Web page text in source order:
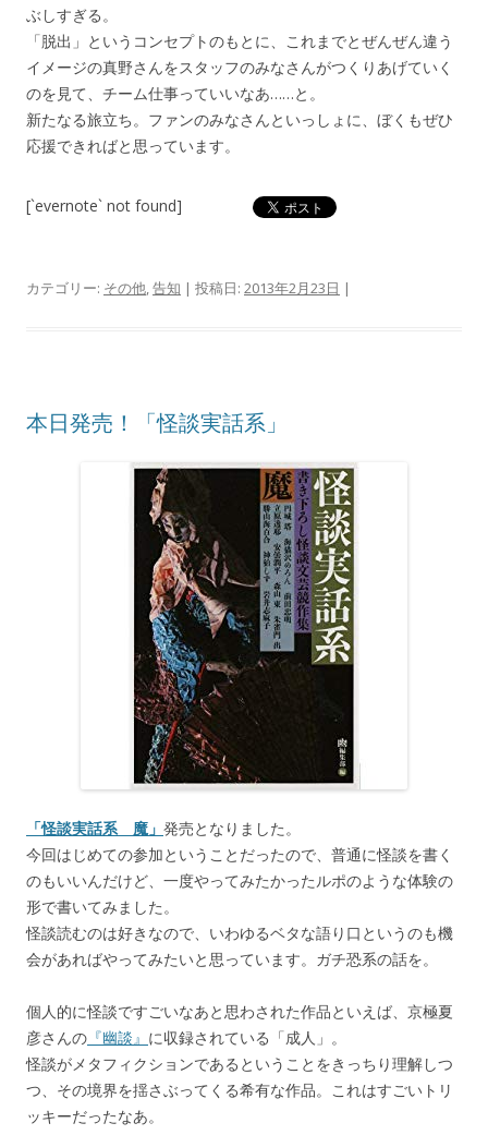
ぶしすぎる。
「脱出」というコンセプトのもとに、これまでとぜんぜん違う
イメージの真野さんをスタッフのみなさんがつくりあげていく
のを見て、チーム仕事っていいなあ……と。
新たなる旅立ち。ファンのみなさんといっしょに、ぼくもぜひ
応援できればと思っています。
[`evernote` not found]
カテゴリー: その他,告知 | 投稿日: 2013年2月23日 |
本日発売！「怪談実話系」
「怪談実話系 魔」 発売となりました。
今回はじめての参加ということだったので、普通に怪談を書く
のもいいんだけど、一度やってみたかったルポのような体験の
形で書いてみました。
怪談読むのは好きなので、いわゆるベタな語り口というのも機
会があればやってみたいと思っています。ガチ恐系の話を。
個人的に怪談ですごいなあと思わされた作品といえば、京極夏
彦さんの 『幽談』 に収録されている「成人」。
怪談がメタフィクションであるということをきっちり理解しつ
つ、その境界を揺さぶってくる希有な作品。これはすごいトリ
ッキーだったなあ。